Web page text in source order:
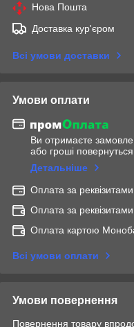
Нова Пошта
Доставка кур'єром
Всі умови доставки
Умови оплати
Ви отримаєте
або гроші
Детальніше
Оплата за реквізитами
Оплата за реквізитами
Оплата картою
Всі умови оплати
Умови повернення
Повернення товару